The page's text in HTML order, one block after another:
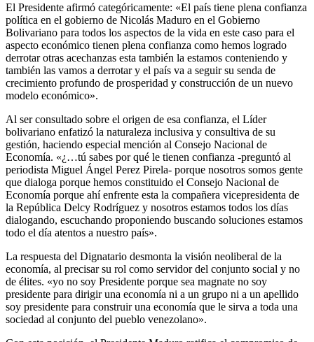
El Presidente afirmó categóricamente: «El país tiene plena confianza
política en el gobierno de Nicolás Maduro en el Gobierno
Bolivariano para todos los aspectos de la vida en este caso para el
aspecto económico tienen plena confianza como hemos logrado
derrotar otras acechanzas esta también la estamos conteniendo y
también las vamos a derrotar y el país va a seguir su senda de
crecimiento profundo de prosperidad y construcción de un nuevo
modelo económico».
Al ser consultado sobre el origen de esa confianza, el Líder
bolivariano enfatizó la naturaleza inclusiva y consultiva de su
gestión, haciendo especial mención al Consejo Nacional de
Economía. «¿…tú sabes por qué le tienen confianza -preguntó al
periodista Miguel Ángel Perez Pirela- porque nosotros somos gente
que dialoga porque hemos constituido el Consejo Nacional de
Economía porque ahí enfrente esta la compañera vicepresidenta de
la República Delcy Rodríguez y nosotros estamos todos los días
dialogando, escuchando proponiendo buscando soluciones estamos
todo el día atentos a nuestro país».
La respuesta del Dignatario desmonta la visión neoliberal de la
economía, al precisar su rol como servidor del conjunto social y no
de élites. «yo no soy Presidente porque sea magnate no soy
presidente para dirigir una economía ni a un grupo ni a un apellido
soy presidente para construir una economía que le sirva a toda una
sociedad al conjunto del pueblo venezolano».